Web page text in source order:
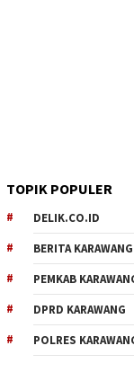
TOPIK POPULER
DELIK.CO.ID
BERITA KARAWANG
PEMKAB
DPRD KARAWANG
POLRES